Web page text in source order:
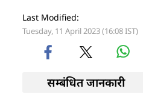
Last Modified:
Tuesday, 11 April 2023 (16:08 IST)
सम्बंधित जानकारी